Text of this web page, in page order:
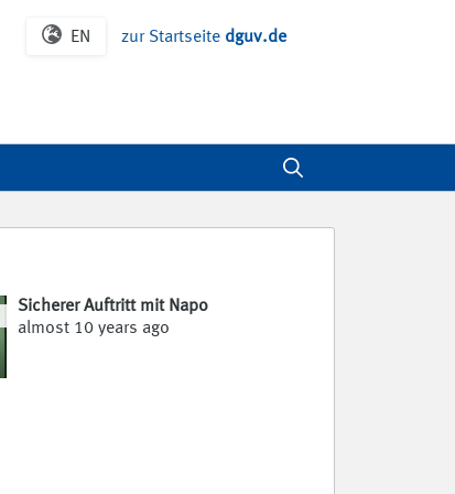
EN zur Startseitedguv.de
Sicherer Auftritt mit Napo
almost 10 years ago